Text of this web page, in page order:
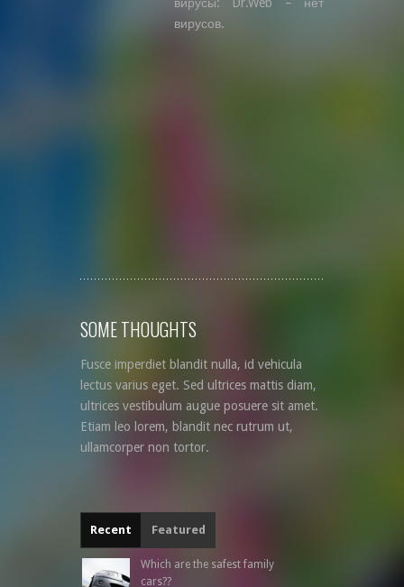
вирусов.
SOME THOUGHTS
Fusce imperdiet blandit nulla, id vehicula
lectus varius eget. Sed ultrices mattis diam,
ultrices vestibulum augue posuere sit amet.
Etiam leo lorem, blandit nec rutrum ut,
ullamcorper non tortor.
Recent Featured
Which are the safest family
cars??